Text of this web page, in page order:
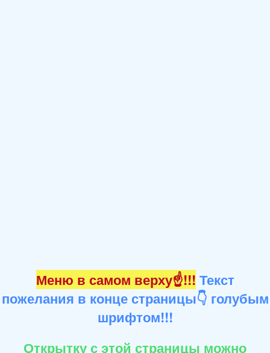
Меню в самом верху☝!!! Текст
пожелания в конце страницы👇 голубым
шрифтом!!!
Открытку с этой страницы можно